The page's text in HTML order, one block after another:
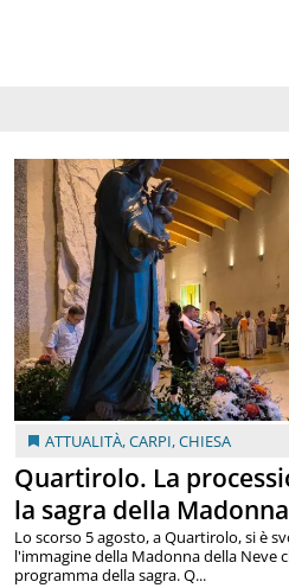
ATTUALITÀ,CARPI,CHIESA
Quartirolo. La
la sagra della
Lo scorso 5 agosto, a Quartirolo, si è
l'immagine della Madonna della Neve
programma della sagra. Q...